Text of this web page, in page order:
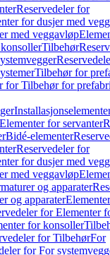
Reservedeler for
for dusjer med
med veggavløp
Tilbehør
Tilbehør for
for Tilbehør for
Elementer for servanter
Bidé-elementer
Reservedeler for
for dusjer med
med veggavløp
og apparater
og apparater
for Elementer
for konsoller
for TilbehørFor
for For